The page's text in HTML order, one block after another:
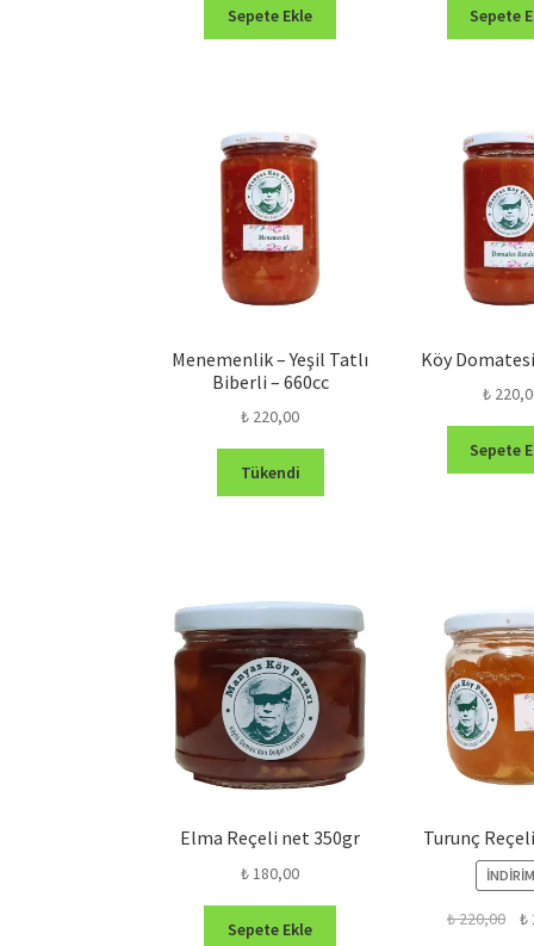
Sepete Ekle Sepete
Menemenlik – Yeşil Tatlı
Biberli – 660cc
₺ 220,00
Tükendi
Köy
₺
Sepete
Elma Reçeli net 350gr
₺180,00
Sepete Ekle
Turunç
₺220,00 ₺